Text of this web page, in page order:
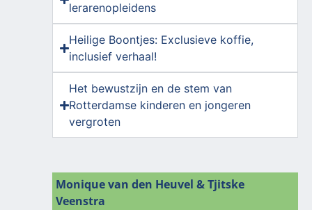
lerarenopleidens
Heilige Boontjes: Exclusieve koffie,
inclusief verhaal!
Het bewustzijn en de stem van
Rotterdamse kinderen en jongeren
vergroten
Monique van den Heuvel & Tjitske
Veenstra